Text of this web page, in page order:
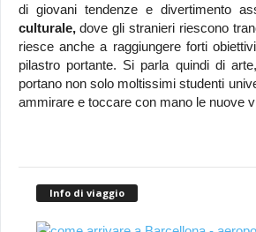
di giovani tendenze e divertimento
culturale,dove gli stranieri riescono
riesce anche a raggiungere forti
pilastro portante. Si parla quindi di
portano non solo moltissimi studenti
ammirare e toccare con mano le nuove
Info di viaggio